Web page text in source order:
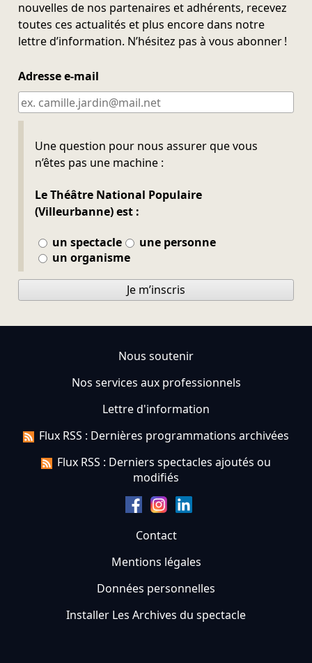
nouvelles de nos partenaires et adhérents, recevez
toutes ces actualités et plus encore dans notre
lettre d’information. N’hésitez pas à vous abonner !
Adresse e-mail
Une question pour nous assurer que vous
n’êtes pas une machine :
Le Théâtre National Populaire
(Villeurbanne) est :
un spectacle
une personne
un organisme
Ne pas remplir
Je m’inscris
Nous soutenir
Nos services aux professionnels
Lettre d'information
Flux RSS : Dernières programmations archivées
Flux RSS : Derniers spectacles ajoutés ou
modifiés
Contact
Mentions légales
Données personnelles
Installer Les Archives du spectacle